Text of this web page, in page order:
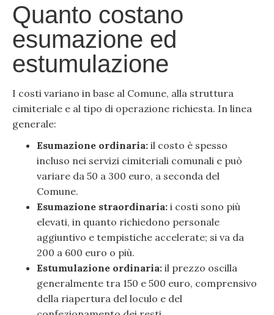
Quanto costano
esumazione ed
estumulazione
I costi variano in base al Comune, alla struttura
cimiteriale e al tipo di operazione richiesta. In linea
generale:
Esumazione ordinaria: il costo è spesso
incluso nei servizi cimiteriali comunali e può
variare da 50 a 300 euro, a seconda del
Comune.
Esumazione straordinaria: i costi sono più
elevati, in quanto richiedono personale
aggiuntivo e tempistiche accelerate; si va da
200 a 600 euro o più.
Estumulazione ordinaria: il prezzo oscilla
generalmente tra 150 e 500 euro, comprensivo
della riapertura del loculo e del